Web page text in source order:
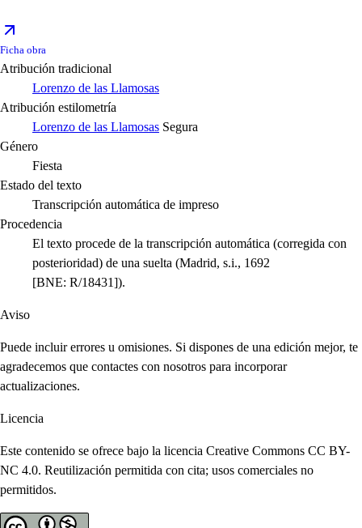
Ficha obra
Atribución tradicional
Lorenzo de las Llamosas
Atribución estilometría
Lorenzo de las Llamosas Segura
Género
Fiesta
Estado del texto
Transcripción automática de impreso
Procedencia
El texto procede de la transcripción automática (corregida con
posterioridad) de una suelta (Madrid, s.i., 1692
[BNE: R/18431]).
Aviso
Puede incluir errores u omisiones. Si dispones de una edición mejor, te
agradecemos que contactes con nosotros para incorporar
actualizaciones.
Licencia
Este contenido se ofrece bajo la licencia Creative Commons CC BY-
NC 4.0. Reutilización permitida con cita; usos comerciales no
permitidos.